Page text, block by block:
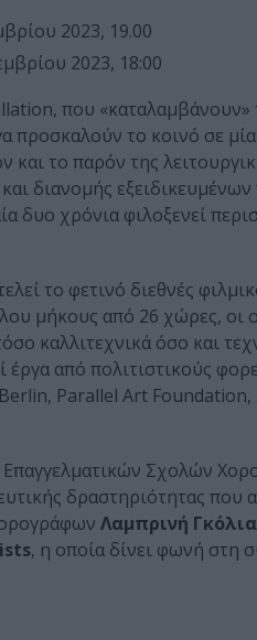
2023, 19.00
2023, 18:00
που «καταλαμβάνουν»
προσκαλούν το κοινό σε μία
και το παρόν της
διανομής
δυο χρόνια φιλοξενεί
το φετινό διεθνές
μήκους από 26 χώρες, οι
καλλιτεχνικά όσο και
από πολιτιστικούς
Parallel Art Foundation,
Σχολών
δραστηριότητας που
Λαμπρινή Γκόλια
, η οποία δίνει φωνή στη